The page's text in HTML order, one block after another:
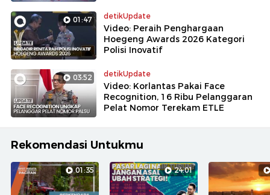
01:47 detikUpdate
Video: Peraih Penghargaan
Hoegeng Awards 2026 Kategori
Polisi Inovatif
03:52 detikUpdate
Video: Korlantas Pakai Face
Recognition, 16 Ribu Pelanggaran
Pelat Nomor Terekam ETLE
Rekomendasi Untukmu
01:35 24:01